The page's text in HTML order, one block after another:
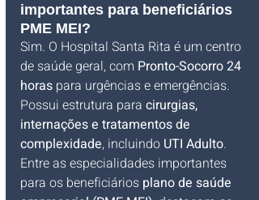
importantes para beneficiários
PME MEI?
Sim. O Hospital Santa Rita é um centro
de saúde geral, com Pronto-Socorro 24
horas para urgências e emergências.
Possui estrutura para cirurgias,
internações e tratamentos de
complexidade, incluindo UTI Adulto.
Entre as especialidades importantes
para os beneficiários plano de saúde